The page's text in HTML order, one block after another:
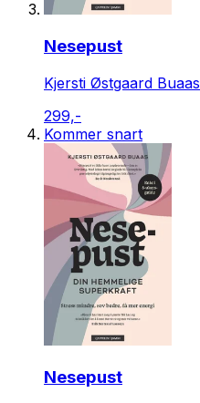
Nesepust
Kjersti Østgaard Buaas
299,-
Kommer snart
Nesepust